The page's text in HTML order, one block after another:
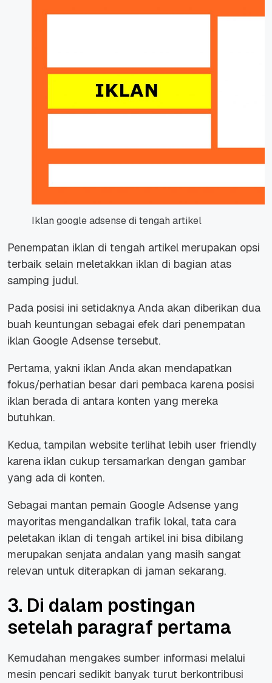
Iklan google adsense di tengah artikel
Penempatan iklan di tengah artikel merupakan opsi
terbaik selain meletakkan iklan di bagian atas
samping judul.
Pada posisi ini setidaknya Anda akan diberikan dua
buah keuntungan sebagai efek dari penempatan
iklan Google Adsense tersebut.
Pertama, yakni iklan Anda akan mendapatkan
fokus/perhatian besar dari pembaca karena posisi
iklan berada di antara konten yang mereka
butuhkan.
Kedua, tampilan website terlihat lebih user friendly
karena iklan cukup tersamarkan dengan gambar
yang ada di konten.
Sebagai mantan pemain Google Adsense yang
mayoritas mengandalkan trafik lokal, tata cara
peletakan iklan di tengah artikel ini bisa dibilang
merupakan senjata andalan yang masih sangat
relevan untuk diterapkan di jaman sekarang.
3. Di dalam postingan
setelah paragraf pertama
Kemudahan mengakes sumber informasi melalui
mesin pencari sedikit banyak turut berkontribusi